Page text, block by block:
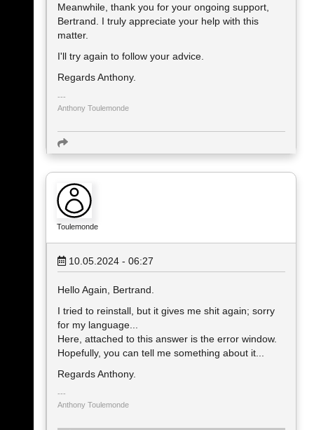
Meanwhile, thank you for your ongoing support,
Bertrand. I truly appreciate your help with this
matter.
I'll try again to follow your advice.
Regards Anthony.
Anthony Toulemonde
Toulemonde
10.05.2024 - 06:27
Hello Again, Bertrand.
I tried to reinstall, but it gives me shit again; sorry
for my language...
Here, attached to this answer is the error window.
Hopefully, you can tell me something about it...
Regards Anthony.
Anthony Toulemonde